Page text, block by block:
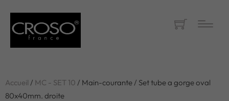
Accueil / MC - SET 10 / Main-courante / Set tube a gorge oval
80x40mm. droite